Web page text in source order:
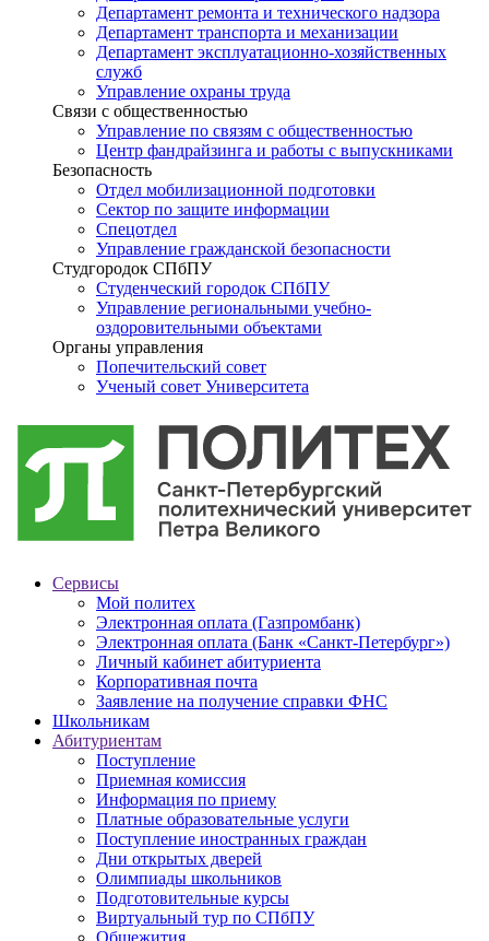
Департамент ремонта и технического надзора
Департамент транспорта и механизации
Департамент эксплуатационно-хозяйственных
служб
Управление охраны труда
Связи с общественностью
Управление по связям с общественностью
Центр фандрайзинга и работы с выпускниками
Безопасность
Отдел мобилизационной подготовки
Сектор по защите информации
Спецотдел
Управление гражданской безопасности
Студгородок СПбПУ
Студенческий городок СПбПУ
Управление региональными учебно-
оздоровительными объектами
Органы управления
Попечительский совет
Ученый совет Университета
Сервисы
Мой политех
Электронная оплата (Газпромбанк)
Электронная оплата (Банк «Санкт-Петербург»)
Личный кабинет абитуриента
Корпоративная почта
Заявление на получение справки ФНС
Школьникам
Абитуриентам
Поступление
Приемная комиссия
Информация по приему
Платные образовательные услуги
Поступление иностранных граждан
Дни открытых дверей
Олимпиады школьников
Подготовительные курсы
Виртуальный тур по СПбПУ
Общежития